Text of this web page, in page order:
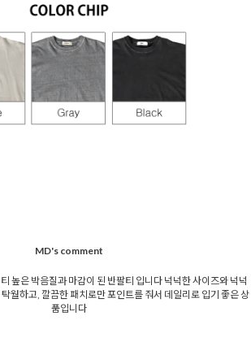
MD's comment
높은 박음질과 마감이 된 반팔티 입니다 넉넉한 사이즈와 넉넉
월하고, 깔끔한 패치로만 포인트를 줘서 데일리로 입기 좋은 상
품입니다